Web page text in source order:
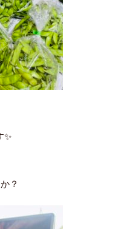
✨
？